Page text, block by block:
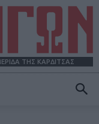
ΤΗΣ ΚΑΡΔΙΤΣΑΣ